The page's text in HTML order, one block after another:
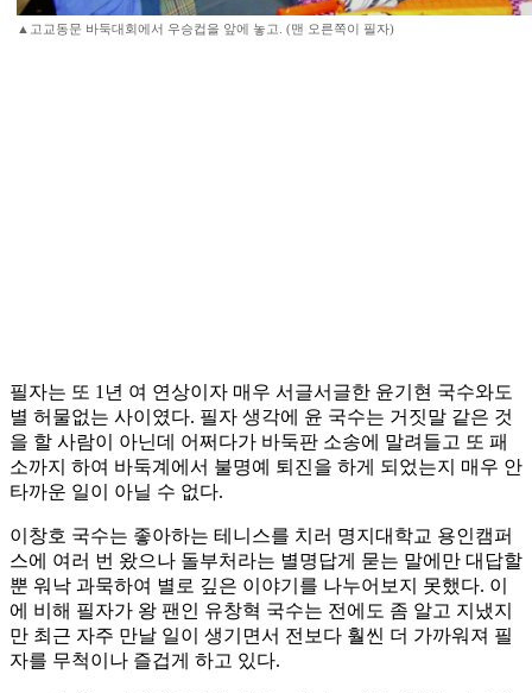
▲고교동문 바둑대회에서 우승컵을 앞에 놓고. (맨 오른쪽이 필자)
필자는 또 1년 여 연상이자 매우 서글서글한 윤기현 국수와도
별 허물없는 사이였다. 필자 생각에 윤 국수는 거짓말 같은 것
을 할 사람이 아닌데 어쩌다가 바둑판 소송에 말려들고 또 패
소까지 하여 바둑계에서 불명예 퇴진을 하게 되었는지 매우 안
타까운 일이 아닐 수 없다.
이창호 국수는 좋아하는 테니스를 치러 명지대학교 용인캠퍼
스에 여러 번 왔으나 돌부처라는 별명답게 묻는 말에만 대답할
뿐 워낙 과묵하여 별로 깊은 이야기를 나누어보지 못했다. 이
에 비해 필자가 왕 팬인 유창혁 국수는 전에도 좀 알고 지냈지
만 최근 자주 만날 일이 생기면서 전보다 훨씬 더 가까워져 필
자를 무척이나 즐겁게 하고 있다.